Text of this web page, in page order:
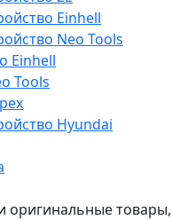
Einhell
Neo Tools
Einhell
Tools
Hyundai
оригинальные товары,